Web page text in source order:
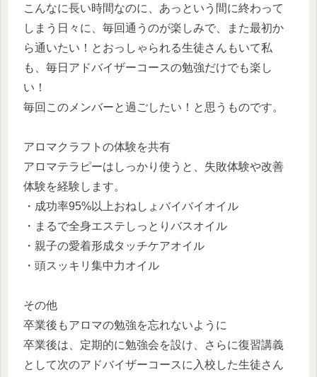
こんなに長い時間なのに、あっという間に終わって
しまう日々に、毎回通うのが楽しみで、また最初か
ら通いたい！とおっしゃられる生徒さんもいて私
も、毎日アドバイザーコースの勉強だけでも楽し
い！
毎回このメンバーと過ごしたい！と思うものです。
アロマクラフトの体験を共有
アロマテラピーはしっかり使うと、失敗体験や改善
体験を経験します。
・成功率95%以上おねしょバイバイオイル
・まるで全身エステしっとりバスオイル
・親子の愛着形成タッチケアオイル
・頭スッキリ集中力オイル
その他
卒業後もアロマの勉強を忘れないように
卒業後は、定期的に勉強会を設け、さらに復習講義
として次のアドバイザーコースに入校した生徒さん